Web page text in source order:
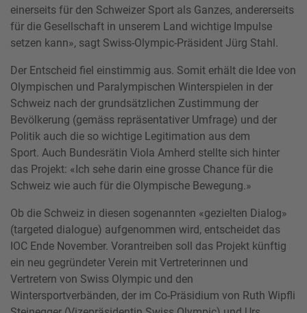
einerseits für den Schweizer Sport als Ganzes, andererseits
für die Gesellschaft in unserem Land wichtige Impulse
setzen kann», sagt Swiss-Olympic-Präsident Jürg Stahl.
Der Entscheid fiel einstimmig aus. Somit erhält die Idee von
Olympischen und Paralympischen Winterspielen in der
Schweiz nach der grundsätzlichen Zustimmung der
Bevölkerung (gemäss repräsentativer Umfrage) und der
Politik auch die so wichtige Legitimation aus dem
Sport. Auch Bundesrätin Viola Amherd stellte sich hinter
das Projekt: «Ich sehe darin eine grosse Chance für die
Schweiz wie auch für die Olympische Bewegung.»
Ob die Schweiz in diesen sogenannten «gezielten Dialog»
(targeted dialogue) aufgenommen wird, entscheidet das
IOC Ende November. Vorantreiben soll das Projekt künftig
ein neu gegründeter Verein mit Vertreterinnen und
Vertretern von Swiss Olympic und den
Wintersportverbänden, der im Co-Präsidium von Ruth Wipfli